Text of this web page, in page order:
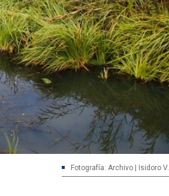
Fotografía: Archivo | Isidoro V.